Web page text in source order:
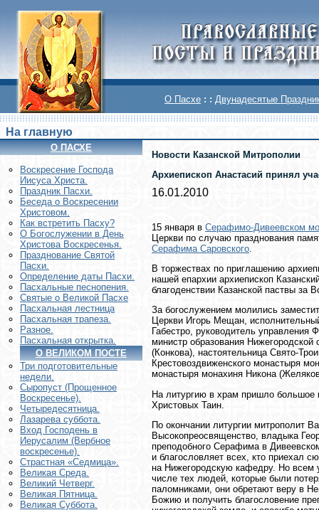
О Пасхе : : Двунадесятые
На главную
О ПАСХЕ
Воскреcение Господа
Иисуса Христа.
Праздник Пасхи.
Беседа о Воскресении
Христовом.
Как встретить Пасху?
О Богослужении в День
Христова Воскресенья.
Празднование Святой
Пасхи.
Определение даты Пасхи.
Пасхальные песнопения.
Святые о Великой Пасхе
Пасхальная лестница
Пасхальная трапеза.
Разное.
Пасхальная открытка.
О ВЕЛИКОМ ПОСТЕ
Три подготовительные
недели.
Сыропуст (Прощенное
Воскресенье).
Четыредесятница.
Лазарева суббота.
Вход Господень в
Иерусалим (Вербное
воскресенье).
Страстная «Седмица».
Великая Среда.
Великий Четверг.
Великая Пятница.
Великая Суббота.
Новости Казанской Митрополии
Архиепископ Анастасий принял
16.01.2010
15 января в Серафимо-Дивеевском
Церкви по случаю празднования
Серафима Саровского
В торжествах по приглашению
нашей епархии архиепископ
благоденствии Казанской паствы за
За богослужением молились
Церкви Игорь Мещан,
Габестро, руководитель
министр образования
(Конкова), настоятельница Свято-
Крестовоздвиженского монастыря
монастыря монахиня Никона
На литургию в храм пришло большое
Христовых Таин.
По окончании литургии митрополит
Высокопреосвященство, владыка
преподобного Серафима в
и благословляет всех, кто приехал
на Нижегородскую кафедру. Но
числе тех людей, которые были
паломниками, они обретают веру в
Божию и получить благословение